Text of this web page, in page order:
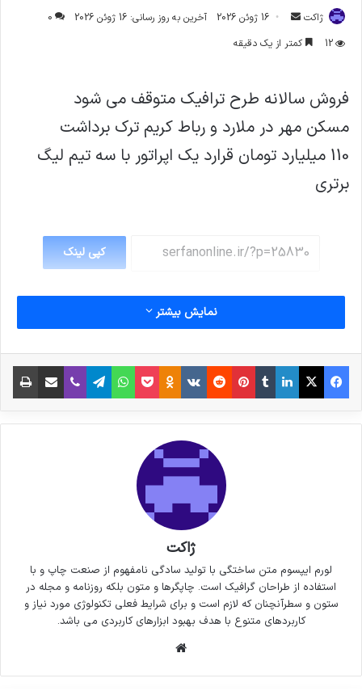
ژاکت
ارسال
ایمیل
16 ژوئن 2026 آخرین به روز رسانی: 16 ژوئن 2026
0
12
کمتر از یک دقیقه
فروش سالانه طرح ترافیک متوقف می شود
مسکن مهر در ملارد و رباط کریم ترک برداشت
110 میلیارد تومان قرارد یک اپراتور با سه تیم لیگ
برتری
کپی لینک
نمایش بیشتر
فیس بوک X لینکدین
‫تامبلر‫پین‌ترست
‫رددیت‫VKontakte
‫Odnoklassniki
پاکتواتس آپ تلگراموایبر اشتراک گذاری از طریق ایمیل
ژاکت
لورم ایپسوم متن ساختگی با تولید سادگی نامفهوم از صنعت چاپ و با
استفاده از طراحان گرافیک است. چاپگرها و متون بلکه روزنامه و مجله در
ستون و سطرآنچنان که لازم است و برای شرایط فعلی تکنولوژی مورد نیاز و
کاربردهای متنوع با هدف بهبود ابزارهای کاربردی می باشد.